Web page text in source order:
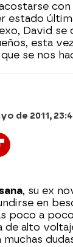
estado
David se
esta
se nos
de 2011,
, su ex
en
poco a
de alto